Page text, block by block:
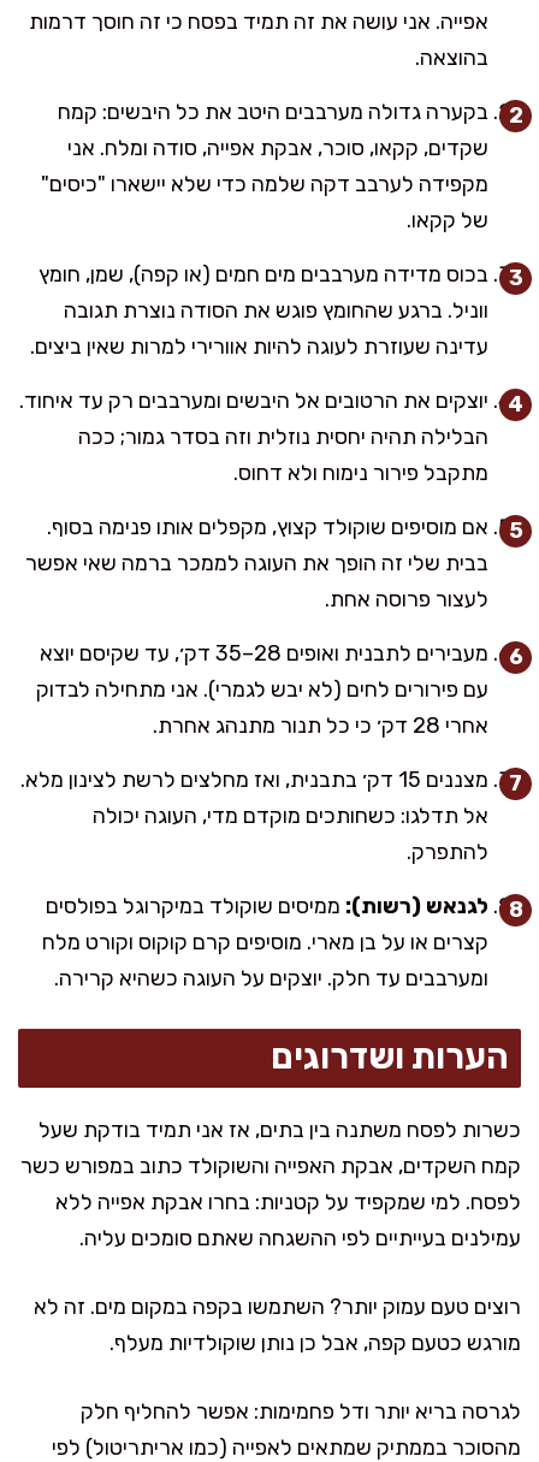
אפייה. אני עושה את זה תמיד בפסח כי זה חוסך דרמות
בהוצאה.
בקערה גדולה מערבבים היטב את כל היבשים: קמח
שקדים, קקאו, סוכר, אבקת אפייה, סודה ומלח. אני
מקפידה לערבב דקה שלמה כדי שלא יישארו "כיסים"
של קקאו.
בכוס מדידה מערבבים מים חמים (או קפה), שמן, חומץ
ווניל. ברגע שהחומץ פוגש את הסודה נוצרת תגובה
עדינה שעוזרת לעוגה להיות אוורירי למרות שאין ביצים.
יוצקים את הרטובים אל היבשים ומערבבים רק עד איחוד.
הבלילה תהיה יחסית נוזלית וזה בסדר גמור; ככה
מתקבל פירור נימוח ולא דחוס.
אם מוסיפים שוקולד קצוץ, מקפלים אותו פנימה בסוף.
בבית שלי זה הופך את העוגה לממכר ברמה שאי אפשר
לעצור פרוסה אחת.
מעבירים לתבנית ואופים 28–35 דק׳, עד שקיסם יוצא
עם פירורים לחים (לא יבש לגמרי). אני מתחילה לבדוק
אחרי 28 דק׳ כי כל תנור מתנהג אחרת.
מצננים 15 דק׳ בתבנית, ואז מחלצים לרשת לצינון מלא.
אל תדלגו: כשחותכים מוקדם מדי, העוגה יכולה
להתפרק.
לגנאש (רשות): ממיסים שוקולד במיקרוגל בפולסים
קצרים או על בן מארי. מוסיפים קרם קוקוס וקורט מלח
ומערבבים עד חלק. יוצקים על העוגה כשהיא קרירה.
הערות ושדרוגים
כשרות לפסח משתנה בין בתים, אז אני תמיד בודקת שעל
קמח השקדים, אבקת האפייה והשוקולד כתוב במפורש כשר
לפסח. למי שמקפיד על קטניות: בחרו אבקת אפייה ללא
עמילנים בעייתיים לפי ההשגחה שאתם סומכים עליה.
רוצים טעם עמוק יותר? השתמשו בקפה במקום מים. זה לא
מורגש כטעם קפה, אבל כן נותן שוקולדיות מעלף.
לגרסה בריא יותר ודל פחמימות: אפשר להחליף חלק
מהסוכר בממתיק שמתאים לאפייה (כמו אריתריטול) לפי